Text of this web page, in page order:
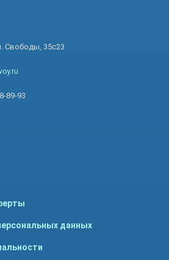
Свободы, 35с23
89-93
данных